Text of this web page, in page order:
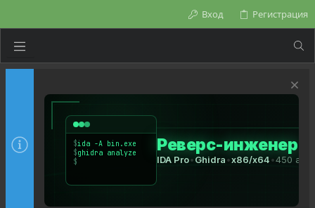
Вход Регистрация